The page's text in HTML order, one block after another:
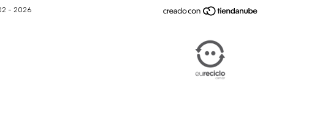
- 2026